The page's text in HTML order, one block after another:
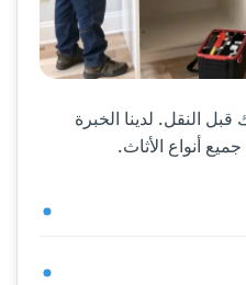
النقل. لدينا الخبرة
أنواع الأثاث.